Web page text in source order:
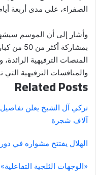
الصفراء، على مدى أربعة
وأشار إلى أن الموسم
بمشاركة
المنصات الترفيهية
والمنافسات الترفيهية التي
Related Posts
تركي آل الشيخ يعلن
آلاف شجرة
الهلال يفتتح مشواره في
«الوجهات الثلجية